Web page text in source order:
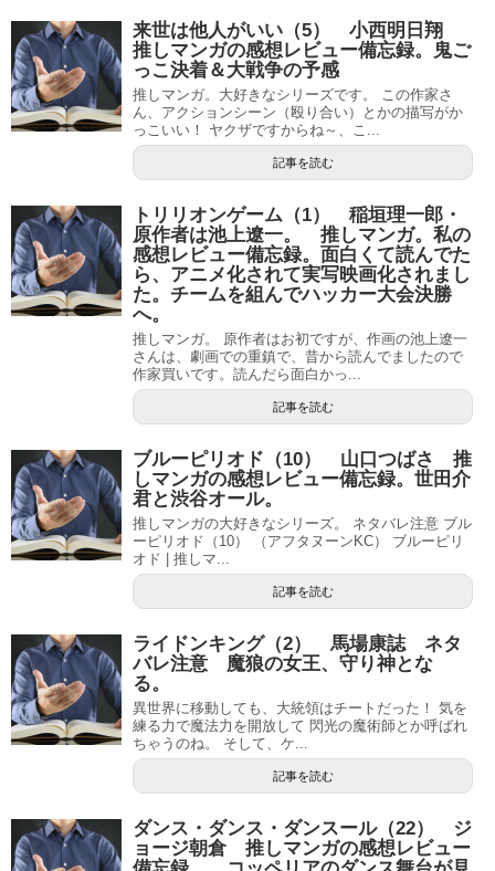
来世は他人がいい（5） 小西明日翔
推しマンガの感想レビュー備忘録。鬼ご
っこ決着＆大戦争の予感
推しマンガ。大好きなシリーズです。 この作家さ
ん、アクションシーン（殴り合い）とかの描写がか
っこいい！ ヤクザですからね～、こ...
記事を読む
トリリオンゲーム（1） 稲垣理一郎・
原作者は池上遼一。 推しマンガ。私の
感想レビュー備忘録。面白くて読んでた
ら、アニメ化されて実写映画化されまし
た。チームを組んでハッカー大会決勝
へ。
推しマンガ。 原作者はお初ですが、作画の池上遼一
さんは、劇画での重鎮で、昔から読んでましたので
作家買いです。読んだら面白かっ...
記事を読む
ブルーピリオド（10） 山口つばさ 推
しマンガの感想レビュー備忘録。世田介
君と渋谷オール。
推しマンガの大好きなシリーズ。 ネタバレ注意 ブル
ーピリオド（10） （アフタヌーンKC） ブルーピリ
オド | 推しマ...
記事を読む
ライドンキング（2） 馬場康誌 ネタ
バレ注意 魔狼の女王、守り神とな
る。
異世界に移動しても、大統領はチートだった！ 気を
練る力で魔法力を開放して 閃光の魔術師とか呼ばれ
ちゃうのね。 そして、ケ...
記事を読む
ダンス・ダンス・ダンスール（22） ジ
ョージ朝倉 推しマンガの感想レビュー